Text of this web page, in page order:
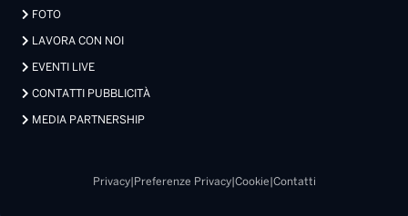
FOTO
LAVORA CON NOI
EVENTI LIVE
CONTATTI PUBBLICITÀ
MEDIA PARTNERSHIP
Privacy| Preferenze Privacy| Cookie Contatti